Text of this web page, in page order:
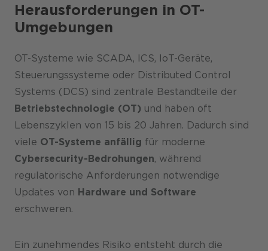
Herausforderungen in OT-
Umgebungen
OT-Systeme wie SCADA, ICS, IoT-Geräte,
Steuerungssysteme oder Distributed Control
Systems (DCS) sind zentrale Bestandteile der
Betriebstechnologie (OT) und haben oft
Lebenszyklen von 15 bis 20 Jahren. Dadurch sind
viele OT-Systeme anfällig für moderne
Cybersecurity-Bedrohungen, während
regulatorische Anforderungen notwendige
Updates von Hardware und Software
erschweren.
Ein zunehmendes Risiko entsteht durch die